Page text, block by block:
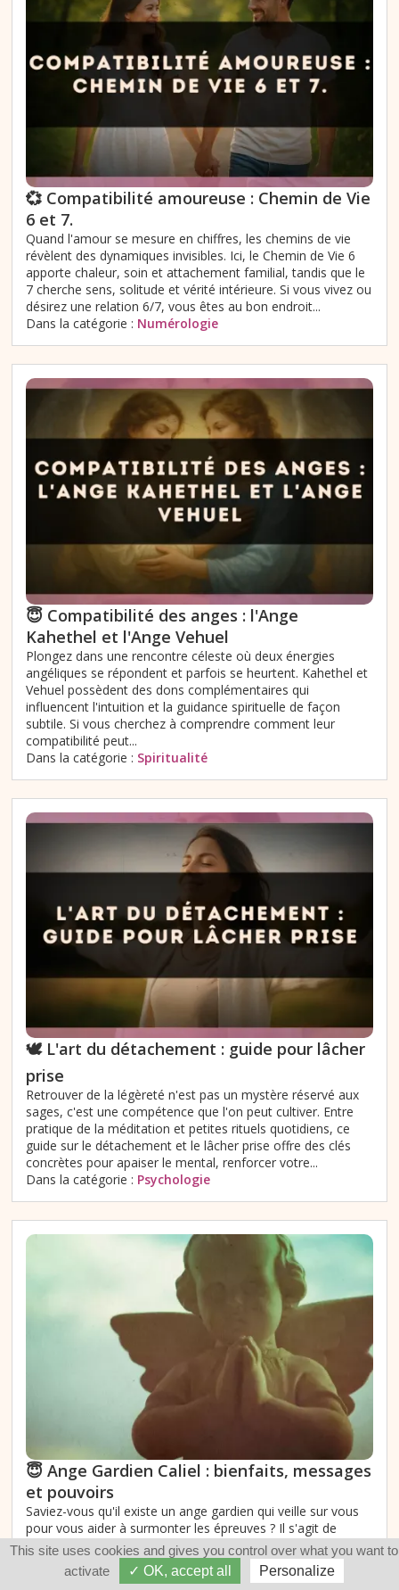
💞 Compatibilité amoureuse : Chemin de Vie
6 et 7.
Quand l'amour se mesure en chiffres, les chemins de vie
révèlent des dynamiques invisibles. Ici, le Chemin de Vie 6
apporte chaleur, soin et attachement familial, tandis que le
7 cherche sens, solitude et vérité intérieure. Si vous vivez ou
désirez une relation 6/7, vous êtes au bon endroit...
Dans la catégorie : Numérologie
😇 Compatibilité des anges : l'Ange
Kahethel et l'Ange Vehuel
Plongez dans une rencontre céleste où deux énergies
angéliques se répondent et parfois se heurtent. Kahethel et
Vehuel possèdent des dons complémentaires qui
influencent l'intuition et la guidance spirituelle de façon
subtile. Si vous cherchez à comprendre comment leur
compatibilité peut...
Dans la catégorie : Spiritualité
🕊️ L'art du détachement : guide pour lâcher
prise
Retrouver de la légèreté n'est pas un mystère réservé aux
sages, c'est une compétence que l'on peut cultiver. Entre
pratique de la méditation et petites rituels quotidiens, ce
guide sur le détachement et le lâcher prise offre des clés
concrètes pour apaiser le mental, renforcer votre...
Dans la catégorie : Psychologie
😇 Ange Gardien Caliel : bienfaits, messages
et pouvoirs
Saviez-vous qu'il existe un ange gardien qui veille sur vous
pour vous aider à surmonter les épreuves ? Il s'agit de
l'ange gardien Caliel, qui représente la sérénité et l'équilibre
dans nos vies. Dans ce texte, vous découvrirez son rôle
protecteur, sa symbolique et les astuces pour mieux...
This site uses cookies and gives you control over what you want to
activate
✓ OK, accept all Personalize